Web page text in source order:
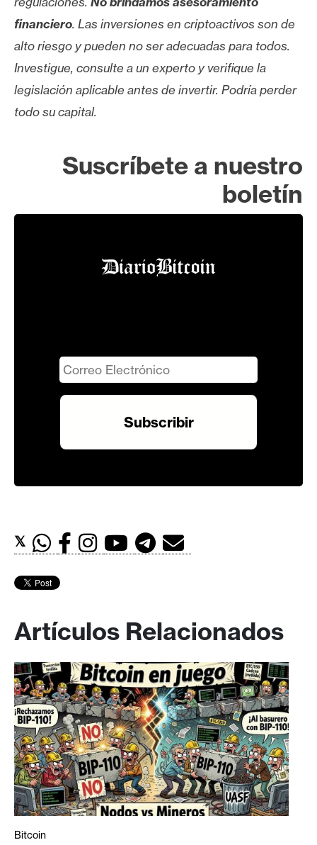
financiero. Las inversiones en criptoactivos son de
alto riesgo y pueden no ser adecuadas para todos.
Investigue, consulte a un experto y verifique la
legislación aplicable antes de invertir. Podría perder
todo su capital.
Suscríbete a nuestro
boletín
𝕏
Artículos Relacionados
Bitcoin